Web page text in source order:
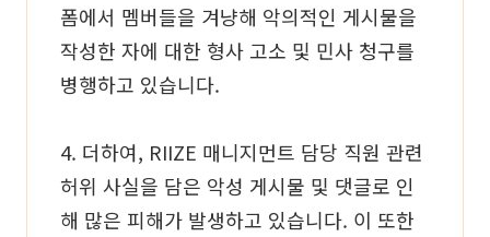
폼에서 멤버들을 겨냥해 악의적인 게시물을
작성한 자에 대한 형사 고소 및 민사 청구를
병행하고 있습니다.
4. 더하여, RIIZE 매니지먼트 담당 직원 관련
허위 사실을 담은 악성 게시물 및 댓글로 인
해 많은 피해가 발생하고 있습니다. 이 또한